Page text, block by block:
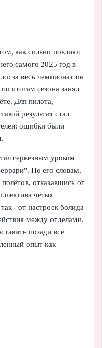
как сильно повлиял
самого 2025 год в
за весь чемпионат он
итогам сезона занял
Для пилота,
результат стал
ошибки были
серьёзным уроком
По его словам,
отказавшись от
чётко
- от настроек болида
между отделами.
позади всё
опыт как